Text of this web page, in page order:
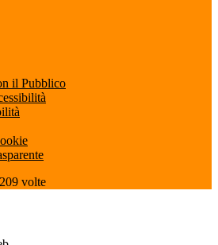
il Pubblico
209 volte